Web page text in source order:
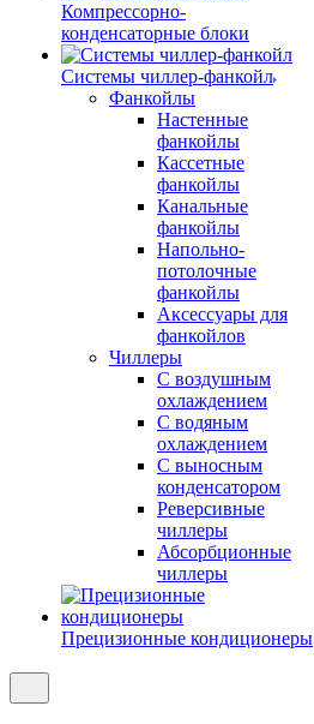
Компрессорно-
конденсаторные блоки
Системы чиллер-фанкойл
Фанкойлы
Настенные
фанкойлы
Кассетные
фанкойлы
Канальные
фанкойлы
Напольно-
потолочные
фанкойлы
Аксессуары для
фанкойлов
Чиллеры
С воздушным
охлаждением
С водяным
охлаждением
С выносным
конденсатором
Реверсивные
чиллеры
Абсорбционные
чиллеры
Прецизионные кондиционеры